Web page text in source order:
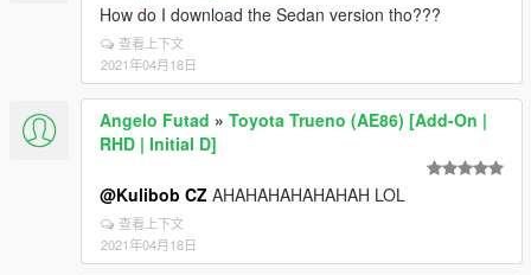
How do I download the Sedan version tho???
查看上下文
2021年04月18日
Angelo Futad » Toyota Trueno (AE86) [Add-On |
RHD | Initial D]
@Kulibob CZ AHAHAHAHAHAHAH LOL
查看上下文
2021年04月18日